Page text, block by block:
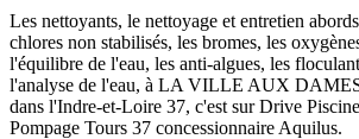
Les nettoyants, le nettoyage et entretien
chlores non stabilisés, les bromes, les
l'équilibre de l'eau, les anti-algues, les
l'analyse de l'eau, à LA VILLE AUX
dans l'Indre-et-Loire 37, c'est sur Drive
Pompage Tours 37 concessionnaire Aquilus.